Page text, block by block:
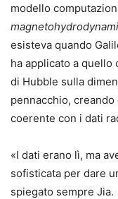
modello
esisteva quando
ha applicato a quello
di Hubble sulla
pennacchio,
coerente con i dati
«I dati erano lì, ma
sofisticata per dare
spiegato sempre Jia.